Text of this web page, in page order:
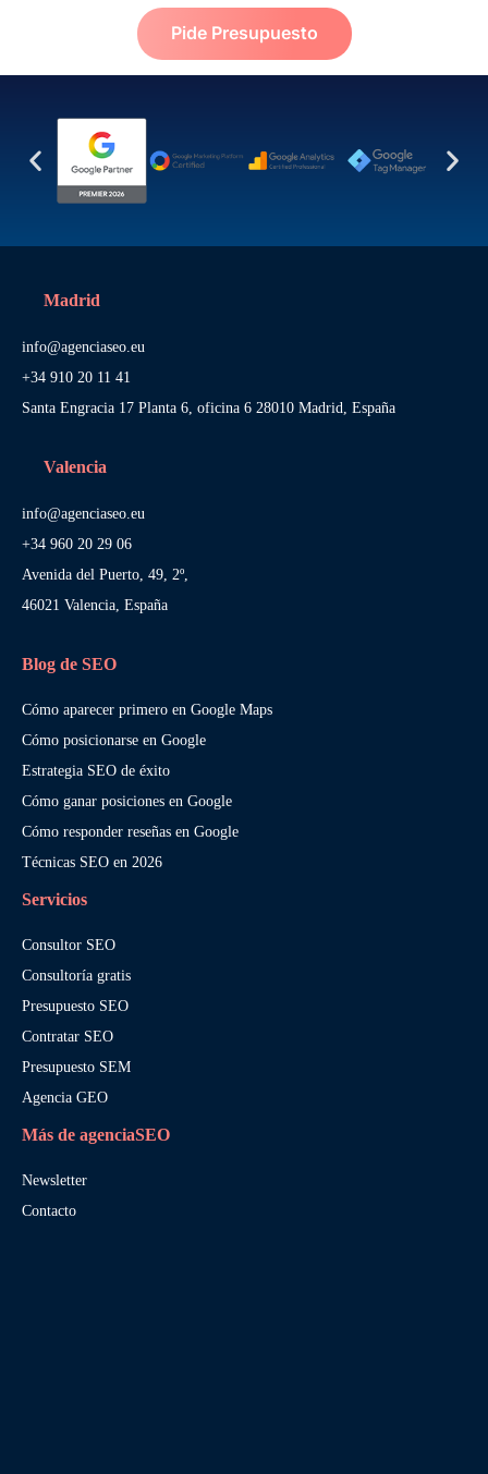
Pide Presupuesto
Madrid
info@agenciaseo.eu
+34 910 20 11 41
Santa Engracia 17 Planta 6, oficina 6 28010 Madrid, España
Valencia
info@agenciaseo.eu
+34 960 20 29 06
Avenida del Puerto, 49, 2º,
46021 Valencia, España
Blog de SEO
Cómo aparecer primero en Google Maps
Cómo posicionarse en Google
Estrategia SEO de éxito
Cómo ganar posiciones en Google
Cómo responder reseñas en Google
Técnicas SEO en 2026
Servicios
Consultor SEO
Consultoría gratis
Presupuesto SEO
Contratar SEO
Presupuesto SEM
Agencia GEO
Más de agenciaSEO
Newsletter
Contacto